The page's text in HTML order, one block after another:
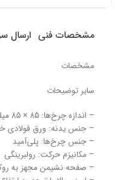
مشخصات فنی ارسال
مشخصات
سایر توضیحات
– اندازه چرخ‌ها: 85 × 85 میلی‌متر
– جنس یدنه: ورق فولادی
– جنس چرخ‌ها: پلی‌آمید
– مکانیزم حرکت: رولبرینگی
– صفحه نشیمن مجهز به